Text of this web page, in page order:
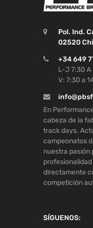
Pol. Ind.
02520
+34 649
L-J 7:30 A
V: 7:30 a
En
cabeza de la
track days.
campeonatos
nuestra pasión
directamente
competición
SÍGUENOS: